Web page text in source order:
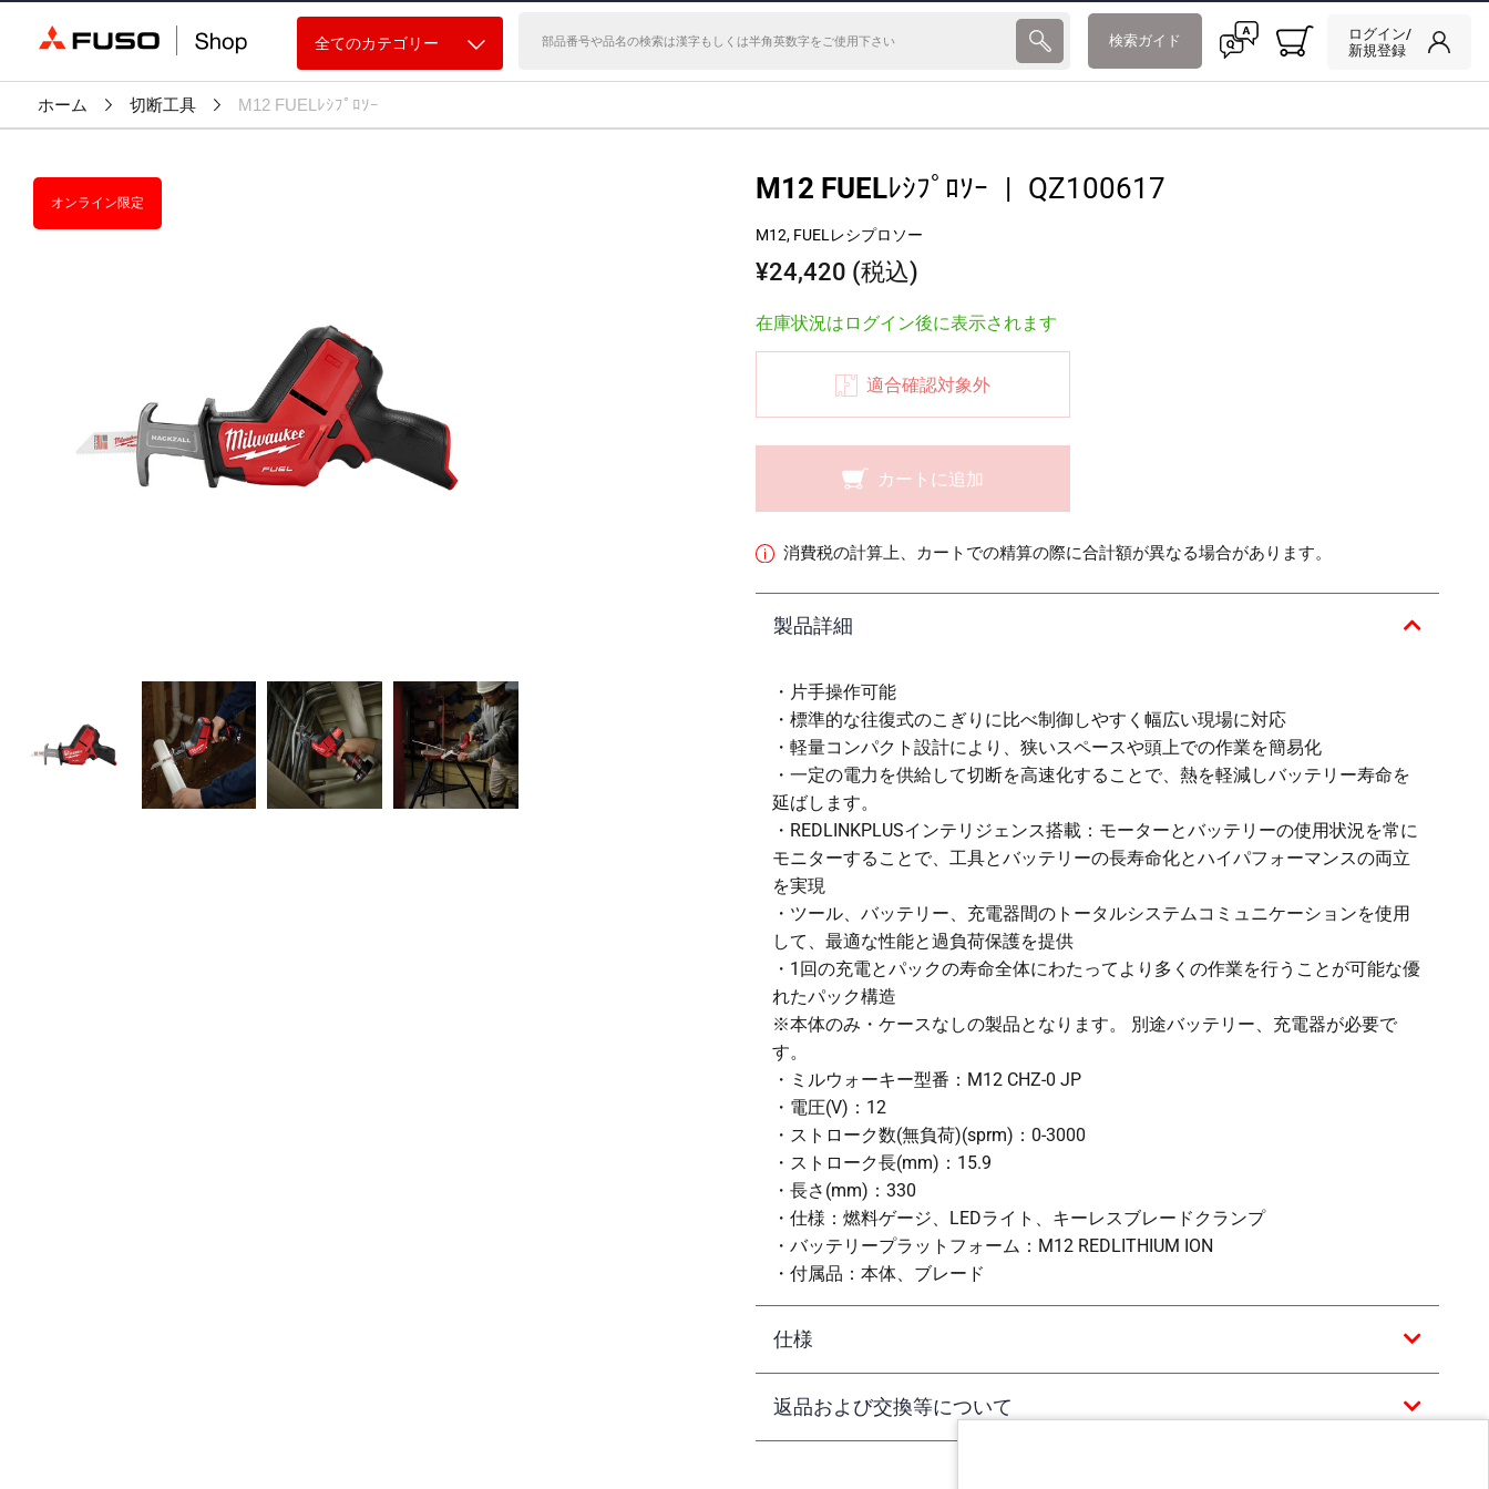
全てのカテゴリー 検索ガイド
ログイン/
新規登録
ホーム 切断工具 M12 FUELﾚｼﾌﾟﾛｿｰ
オンライン限定 M12 FUELﾚｼﾌﾟﾛｿｰ | QZ100617
M12, FUELレシプロソー
¥24,420 (税込)
在庫状況はログイン後に表示されます
適合確認対象外
カートに追加
消費税の計算上、カートでの精算の際に合計額が異なる場合があります。
製品詳細
・片手操作可能
・標準的な往復式のこぎりに比べ制御しやすく幅広い現場に対応
・軽量コンパクト設計により、狭いスペースや頭上での作業を簡易化
・一定の電力を供給して切断を高速化することで、熱を軽減しバッテリー寿命を
延ばします。
・REDLINKPLUSインテリジェンス搭載：モーターとバッテリーの使用状況を常に
モニターすることで、工具とバッテリーの長寿命化とハイパフォーマンスの両立
を実現
・ツール、バッテリー、充電器間のトータルシステムコミュニケーションを使用
して、最適な性能と過負荷保護を提供
・1回の充電とパックの寿命全体にわたってより多くの作業を行うことが可能な優
れたパック構造
※本体のみ・ケースなしの製品となります。 別途バッテリー、充電器が必要で
す。
・ミルウォーキー型番：M12 CHZ-0 JP
・電圧(V)：12
・ストローク数(無負荷)(sprm)：0-3000
・ストローク長(mm)：15.9
・長さ(mm)：330
・仕様：燃料ゲージ、LEDライト、キーレスブレードクランプ
・バッテリープラットフォーム：M12 REDLITHIUM ION
・付属品：本体、ブレード
仕様
返品および交換等について